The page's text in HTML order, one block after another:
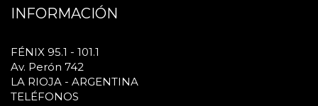
INFORMACIÓN
FÉNIX 95.1 - 101.1
Av. Perón 742
LA RIOJA - ARGENTINA
TELÉFONOS